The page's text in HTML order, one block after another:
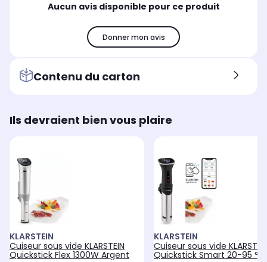
Aucun avis disponible pour ce produit
Donner mon avis
Contenu du carton
Ils devraient bien vous plaire
KLARSTEIN
Cuiseur sous vide KLARSTEIN
Quickstick Flex 1300W Argent
KLARSTEIN
Cuiseur sous vide
Quickstick Smart 20-95 °C